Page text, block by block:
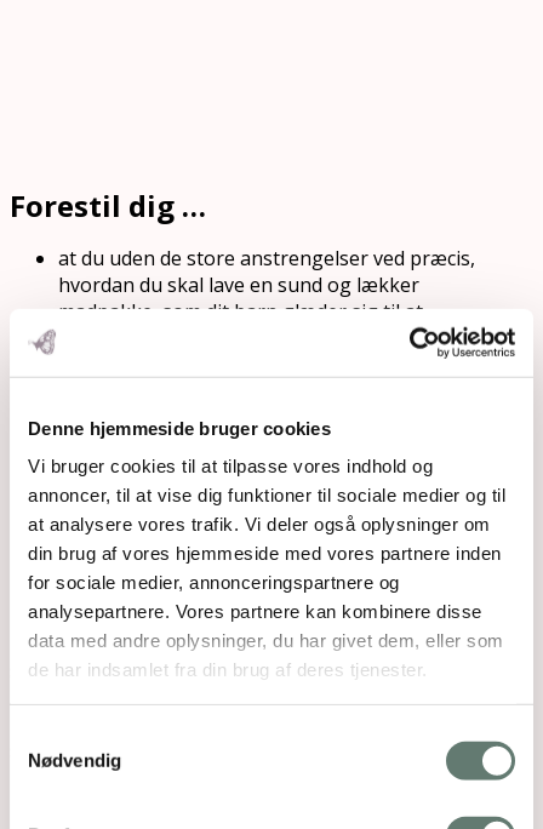
Denne hjemmeside bruger cookies
Vi bruger cookies til at tilpasse vores indhold og
annoncer, til at vise dig funktioner til sociale medier og til
at analysere vores trafik. Vi deler også oplysninger om
din brug af vores hjemmeside med vores partnere inden
for sociale medier, annonceringspartnere og
analysepartnere. Vores partnere kan kombinere disse
data med andre oplysninger, du har givet dem, eller som
de har indsamlet fra din brug af deres tjenester.
Nødvendig
Forestil dig …
at du uden de store anstrengelser ved præcis,
hvordan du skal lave en sund og lækker
madpakke, som dit barn glæder sig til at
at du har knækket koden til at få dit barn til at
at du aldrig mangler inspiration til, hvad du
skal komme på rugbrødet
at du bliver bedre til at planlægge dine indkøb
og lave store portioner af børnevenlig mad,
som du kan have på lager til travle dage
Lyder det som ren ønsketænkning?
Det er det ikke.
Du skal bare opdage, hvordan du sætter det i
system, så du ikke igen og igen står der og vifter
sundhed.
Madpakke.